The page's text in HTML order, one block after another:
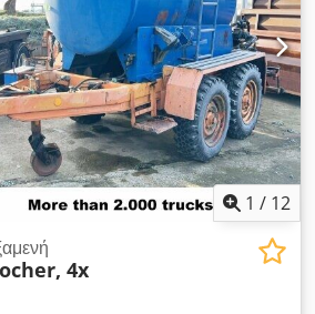
1 / 12
4x